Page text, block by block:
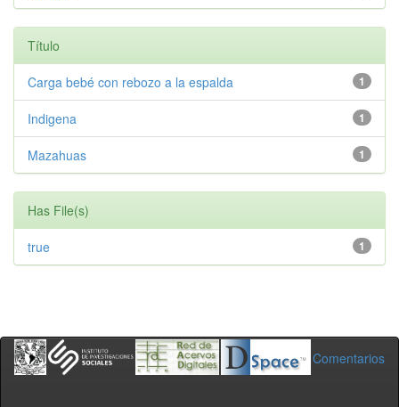
Título
1
Carga bebé con rebozo a la espalda
1
Indigena
1
Mazahuas
Has File(s)
1
true
Comentarios